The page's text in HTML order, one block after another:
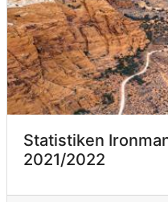
Statistiken
2021/2022